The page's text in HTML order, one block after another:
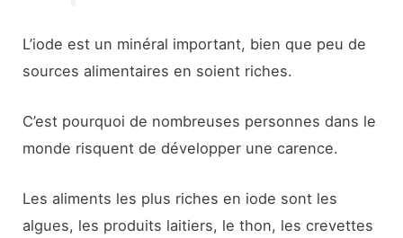
L’iode est un minéral important, bien que peu de
sources alimentaires en soient riches.
C’est pourquoi de nombreuses personnes dans le
monde risquent de développer une carence.
Les aliments les plus riches en iode sont les
algues, les produits laitiers, le thon, les crevettes